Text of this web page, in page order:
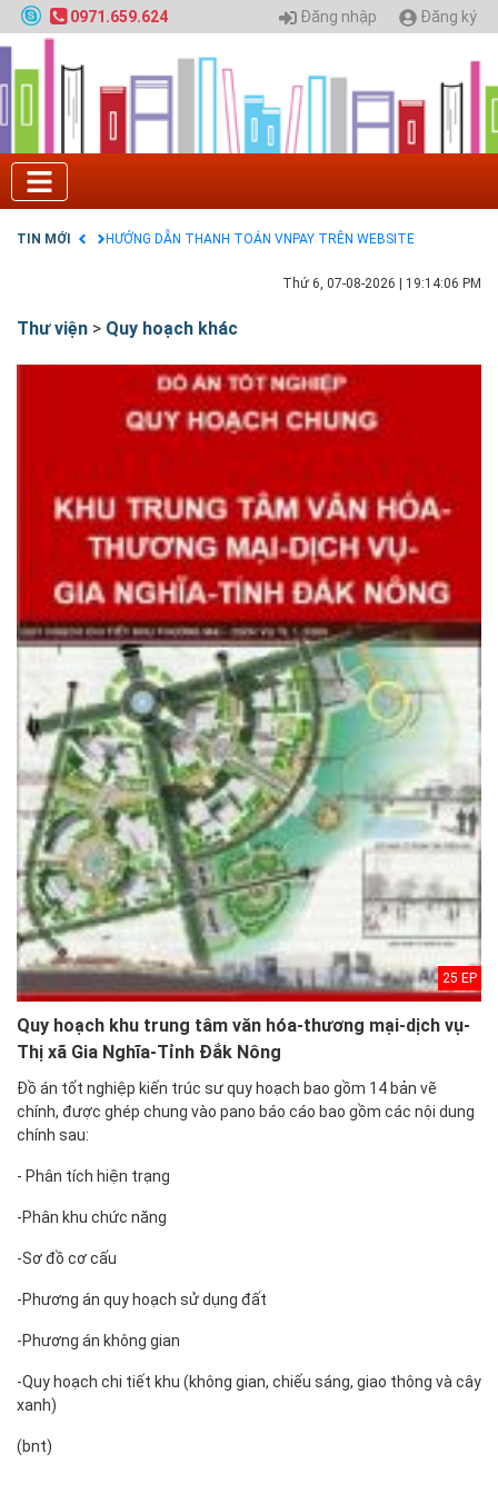
0971.659.624 Đăng nhập Đăng ký
TIN MỚI
Quy hoạch chung hệ thống đê điều thành phố Hà
Nội
GIAO LƯU TRỰC TUYẾN - TƯ VẤN TUYỂN SINH ĐẠI
HỌC CHÍNH QUY ĐẠI HỌC KIẾN TRÚC NĂM 2020 -
SỐ 02
Nạp EP vào tài khoản bằng thẻ cào điện thoại
Tuyển sinh 2025, Khoa kỹ thuật hạ tầng và môi
HƯỚNG DẪN THANH TOÁN VNPAY TRÊN WEBSITE
Thứ 6, 07-08-2026 19:14:07 PM
Thư viện > Quy hoạch khác
25 EP
Quy hoạch khu trung tâm văn hóa-thương mại-dịch vụ-
Thị xã Gia Nghĩa-Tỉnh Đắk Nông
Đồ án tốt nghiệp kiến trúc sư quy hoạch bao gồm 14 bản vẽ
chính, được ghép chung vào pano báo cáo bao gồm các nội dung
chính sau:
- Phân tích hiện trạng
-Phân khu chức năng
-Sơ đồ cơ cấu
-Phương án quy hoạch sử dụng đất
-Phương án không gian
-Quy hoạch chi tiết khu (không gian, chiếu sáng, giao thông và cây
xanh)
(bnt)